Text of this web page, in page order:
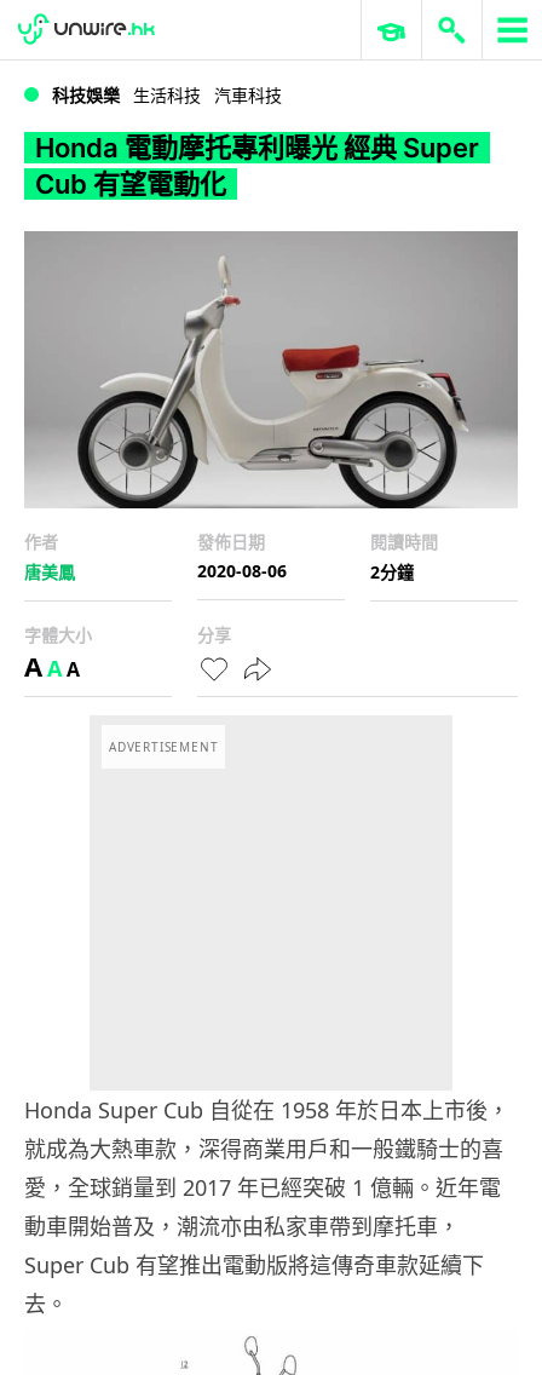
WWDC 2026 ERP 與商業 AI
科技娛樂 生活科技 汽車科技
Honda 電動摩托專利曝光 經典 Super
Cub 有望電動化
作者
唐美鳳
發佈日期
2020-08-06
閱讀時間
2分鐘
字體大小
AAA
分享
ADVERTISEMENT
Honda Super Cub 自從在 1958 年於日本上市後，
就成為大熱車款，深得商業用戶和一般鐵騎士的喜
愛，全球銷量到 2017 年已經突破 1 億輛。近年電
動車開始普及，潮流亦由私家車帶到摩托車，
Super Cub 有望推出電動版將這傳奇車款延續下
去。